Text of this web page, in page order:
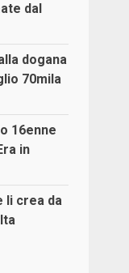
dal
dogana
70mila
16enne
in
li crea da